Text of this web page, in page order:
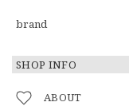
brand
SHOP INFO
ABOUT